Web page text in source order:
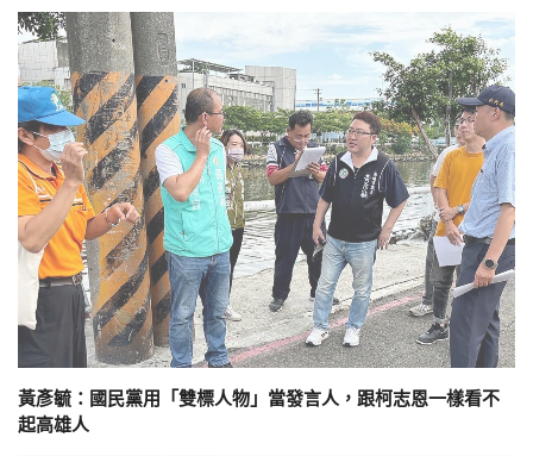
黃彥毓：國民黨用「雙標人物」當發言人，跟柯志恩一樣看不
起高雄人